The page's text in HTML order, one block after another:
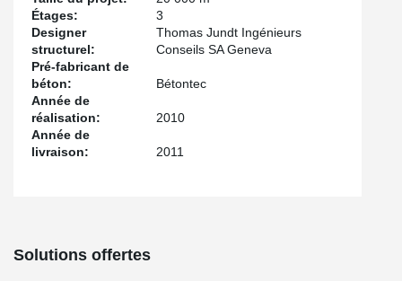
Étages:
3
Designer
structurel:
Thomas Jundt Ingénieurs
Conseils SA Geneva
Pré-fabricant de
béton:
Bétontec
Année de
réalisation:
2010
Année de
livraison:
2011
Solutions offertes